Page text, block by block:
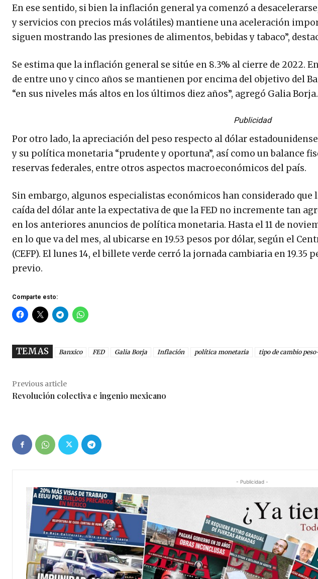
En ese sentido, si bien la inflación general ya comenzó a
y servicios con precios más volátiles) mantiene una aceleración
siguen mostrando las presiones de alimentos, bebidas y tabaco”,
Se estima que la inflación general se sitúe en 8.3% al cierre de 2022.
de entre uno y cinco años se mantienen por encima del objetivo del
“en sus niveles más altos en los últimos diez años”, agregó Galia Borja.
Publicidad
Por otro lado, la apreciación del peso respecto al dólar
y su política monetaria “prudente y oportuna”, así como un balance
reservas federales, entre otros aspectos macroeconómicos del país.
Sin embargo, algunos especialistas económicos han considerado que
caída del dólar ante la expectativa de que la FED no incremente tan
en los anteriores anuncios de política monetaria. Hasta el 11 de
en lo que va del mes, al ubicarse en 19.53 pesos por dólar, según el
(CEFP). El lunes 14, el billete verde cerró la jornada cambiaria en 19.35
previo.
Comparte esto:
TEMAS Banxico FED Galia Borja Inflación política monetaria tipo de cambio
Previous article
Revolución colectiva e ingenio mexicano
- Publicidad -